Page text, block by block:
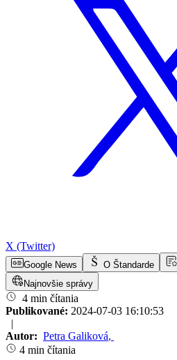
X (Twitter)
Google News O Štandarde
Najnovšie správy
4 min čítania
Publikované: 2024-07-03 16:10:53
|
Autor: Petra Galiková,
4 min čítania